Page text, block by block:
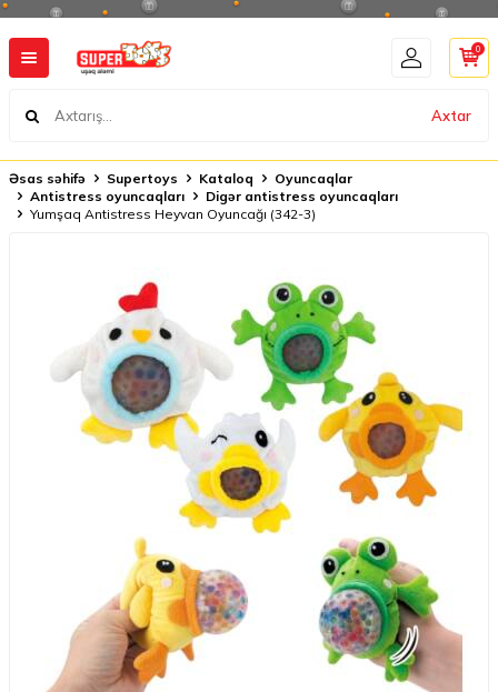
Axtar
0
Əsas səhifə Supertoys Kataloq
Oyuncaqlar
Antistress oyuncaqları
Digər antistress oyuncaqları
Yumşaq Antistress Heyvan Oyuncağı (342-3)